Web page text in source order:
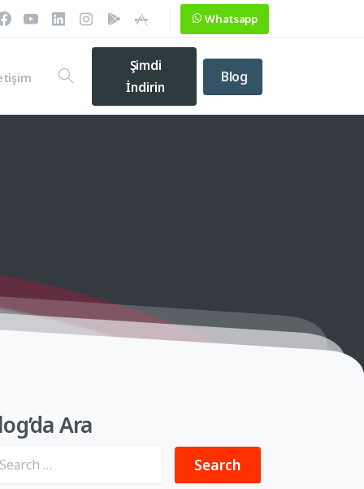
Whatsapp
Şimdi
İndirin
Blog
Ara